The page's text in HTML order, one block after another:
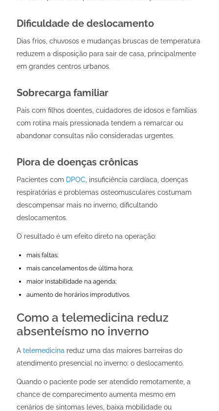
Dificuldade de deslocamento
Dias frios, chuvosos e mudanças bruscas de temperatura
reduzem a disposição para sair de casa, principalmente
em grandes centros urbanos.
Sobrecarga familiar
Pais com filhos doentes, cuidadores de idosos e famílias
com rotina mais pressionada tendem a remarcar ou
abandonar consultas não consideradas urgentes.
Piora de doenças crônicas
Pacientes com DPOC , insuficiência cardíaca, doenças
respiratórias e problemas osteomusculares costumam
descompensar mais no inverno, dificultando
deslocamentos.
O resultado é um efeito direto na operação:
mais faltas;
mais cancelamentos de última hora;
maior instabilidade na agenda;
aumento de horários improdutivos.
Como a telemedicina reduz
absenteísmo no inverno
A telemedicina reduz uma das maiores barreiras do
atendimento presencial no inverno: o deslocamento.
Quando o paciente pode ser atendido remotamente, a
chance de comparecimento aumenta mesmo em
cenários de sintomas leves, baixa mobilidade ou